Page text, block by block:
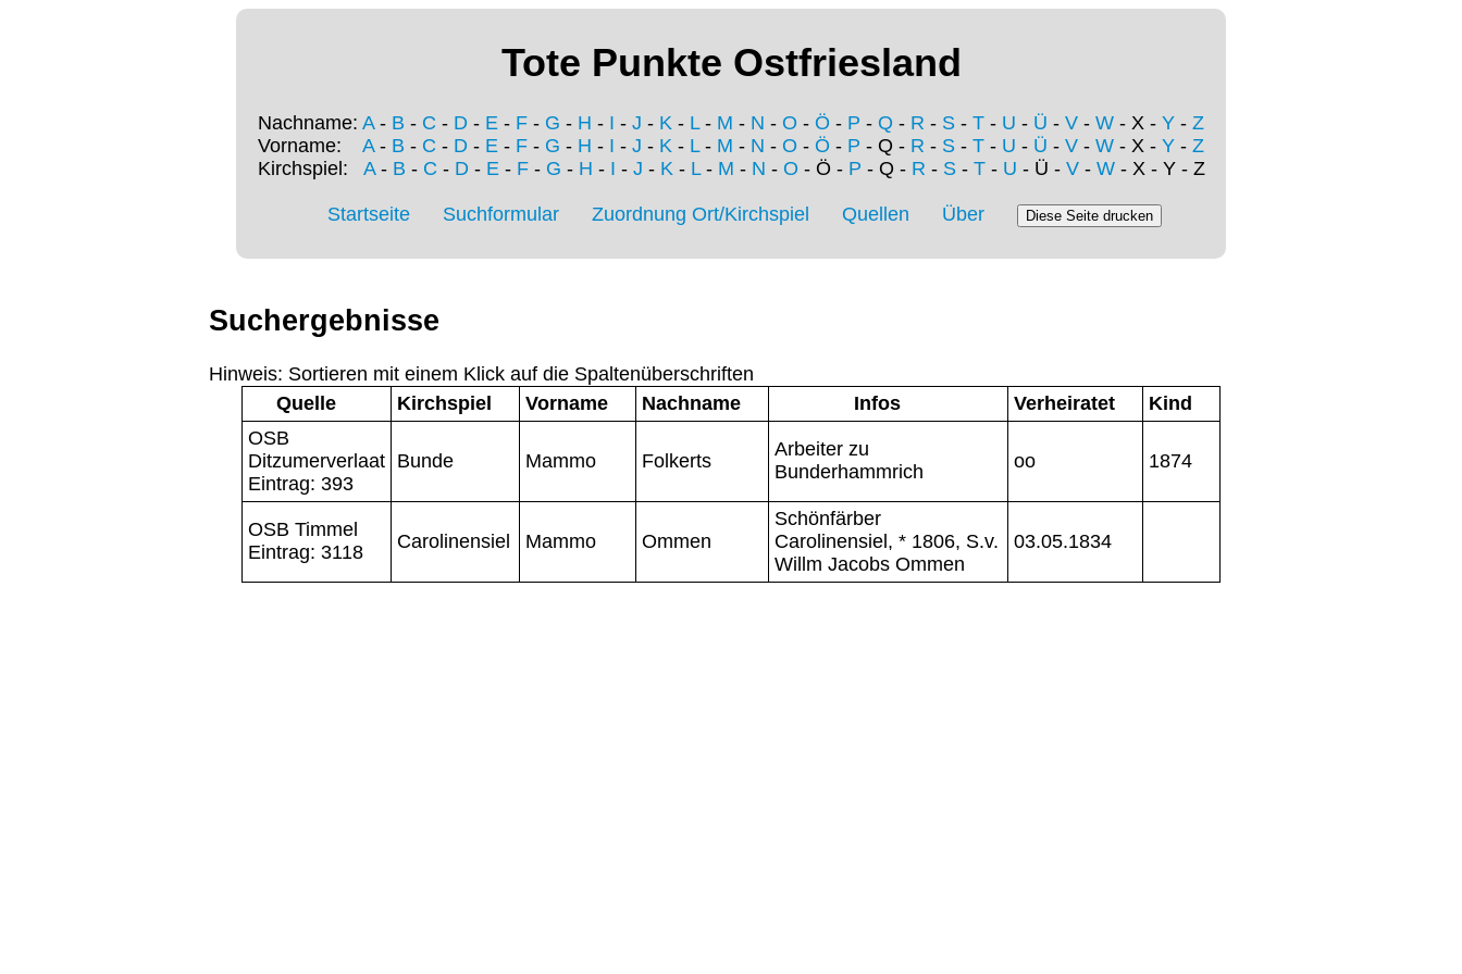
Tote Punkte Ostfriesland
Nachname: A- B - C - D - E - F - G - H - I - J - K - L- M - N - O - Ö - P - Q - R - S - T - U - Ü - V - W - X - Y - Z
Vorname: A- B - C - D - E - F - G - H - I - J - K - L- M - N - O - Ö - P - Q - R - S - T - U - Ü - V - W - X - Y - Z
Kirchspiel: A- B - C - D- E- F- G - H - I - J - K- L- M - N - O - Ö - P - Q - R - S- T- U - Ü - V- W- X - Y - Z
Startseite Suchformular Zuordnung Ort/Kirchspiel Quellen Über
Suchergebnisse
Hinweis: Sortieren mit einem Klick auf die Spaltenüberschriften
Quelle
Kirchspiel Vorname Nachname Infos Verheiratet
Kind
OSB
Ditzumerverlaat
Eintrag: 393
Bunde Mammo Folkerts
Arbeiter zu
Bunderhammrich
oo 1874
OSB Timmel
Eintrag: 3118
Carolinensiel Mammo Ommen
Schönfärber
Carolinensiel, * 1806, S.v.
Willm Jacobs Ommen
03.05.1834